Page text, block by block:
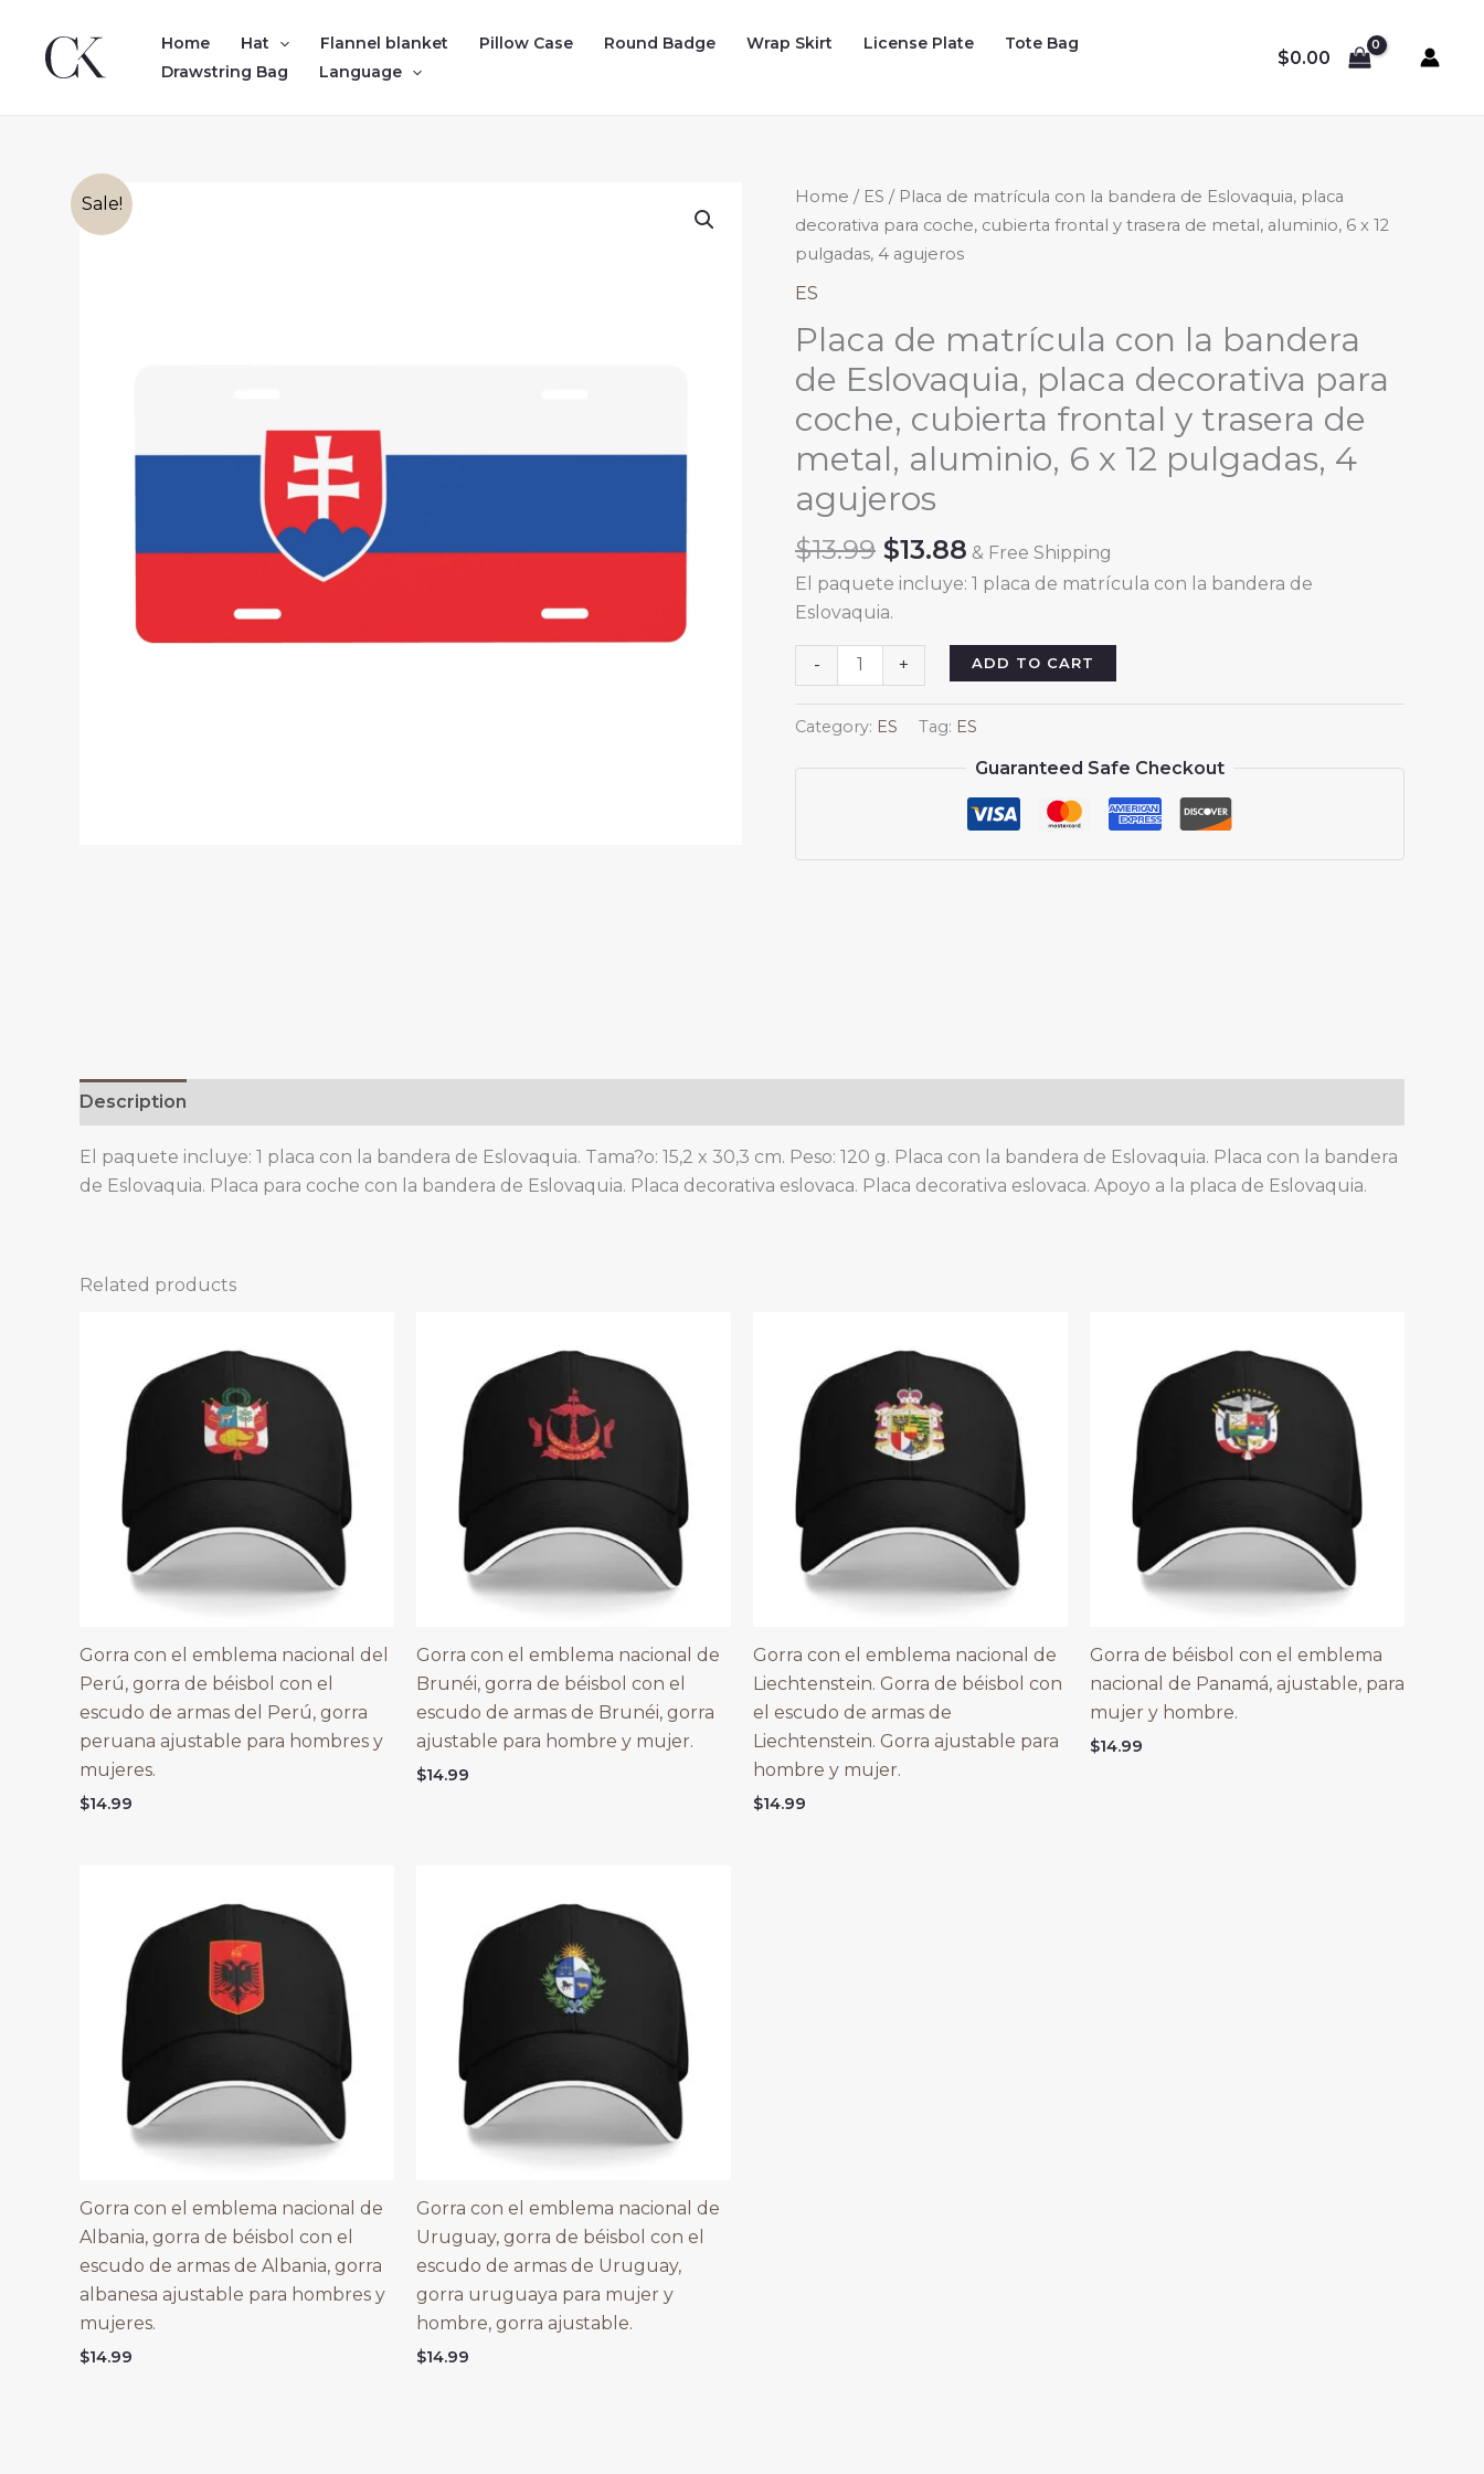
content
Home Hat Flannel blanket Pillow Case Round Badge Wrap Skirt License Plate
Tote Bag
Drawstring Bag
Language
$0.00
Sale! Home / ES / Placa de matrícula con la bandera de Eslovaquia, placa
decorativa para coche, cubierta frontal y trasera de metal, aluminio, 6 x 12
pulgadas, 4 agujeros
ES
Placa de matrícula con la bandera
de Eslovaquia, placa decorativa para
coche, cubierta frontal y trasera de
metal, aluminio, 6 x 12 pulgadas, 4
agujeros
$13.99 Original
price
was:
$13.88 Current
price
& Free Shipping
El paquete incluye: 1 placa de matrícula con la bandera de
Eslovaquia.
-
de
la
Eslovaquia,
metal,
aluminio,
quantity
+ ADD TO CART
Category: ES Tag: ES
Guaranteed Safe Checkout
Description
El paquete incluye: 1 placa con la bandera de Eslovaquia. Tama?o: 15,2 x 30,3 cm. Peso: 120 g. Placa con la bandera de Eslovaquia. Placa con la bandera
de Eslovaquia. Placa para coche con la bandera de Eslovaquia. Placa decorativa eslovaca. Placa decorativa eslovaca. Apoyo a la placa de Eslovaquia.
Related products
Gorra con el emblema nacional del
Perú, gorra de béisbol con el
escudo de armas del Perú, gorra
peruana ajustable para hombres y
mujeres.
$14.99
Gorra con el emblema nacional de
Brunéi, gorra de béisbol con el
escudo de armas de Brunéi, gorra
ajustable para hombre y mujer.
$14.99
Gorra con el emblema nacional de
Liechtenstein. Gorra de béisbol con
el escudo de armas de
Liechtenstein. Gorra ajustable para
hombre y mujer.
$14.99
Gorra de béisbol con el emblema
nacional de Panamá, ajustable, para
mujer y hombre.
$14.99
Gorra con el emblema nacional de
Albania, gorra de béisbol con el
escudo de armas de Albania, gorra
albanesa ajustable para hombres y
mujeres.
$14.99
Gorra con el emblema nacional de
Uruguay, gorra de béisbol con el
escudo de armas de Uruguay,
gorra uruguaya para mujer y
hombre, gorra ajustable.
$14.99